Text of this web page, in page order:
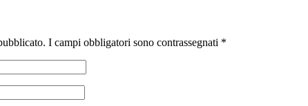
I campi obbligatori sono contrassegnati *